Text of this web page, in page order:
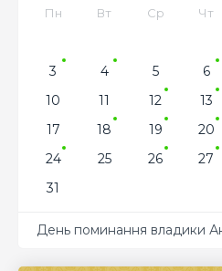
Пн Вт Ср Чт
3
4 5 6
10
11 12 13
17
18 19 20
24
25 26 27
31
День поминання владики